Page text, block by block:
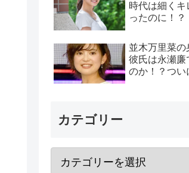
時代は細く
ったのに！？
並木万里菜の
彼氏は永瀬廉
のか！？つい
カテゴリー